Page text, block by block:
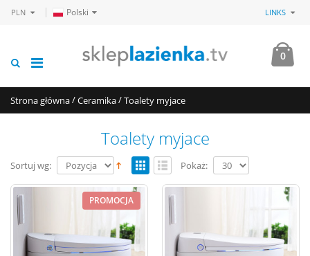
PLN Polski LINKS
0
Strona główna/Ceramika/Toalety myjace
Toalety myjace
Sortuj wg: Pokaż:
PROMOCJA